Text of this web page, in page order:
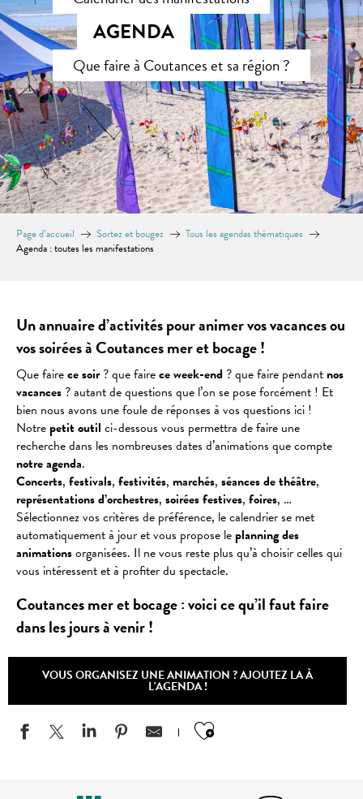
AGENDA
Que faire à Coutances et sa région ?
Page d’accueil Sortez et bougez
Tous les agendas thématiques
Agenda : toutes les manifestations
Un annuaire d’activités pour animer vos vacances ou
vos soirées à Coutances mer et bocage !
Que fairece soir? que fairece week-end ? que faire pendant nos
vacances? autant de questions que l’on se pose forcément ! Et
bien nous avons une foule de réponses à vos questions ici !
Notre petit outil ci-dessous vous permettra de faire une
recherche dans les nombreuses dates d’animations que compte
notre agenda.
Concerts, festivals, festivités, marchés, séancesdethéâtre,
représentationsd’orchestres, soiréesfestives, foires, …
Sélectionnez vos critères de préférence, le calendrier se met
automatiquement à jour et vous propose le planning des
animationsorganisées. Il ne vous reste plus qu’à choisir celles qui
vous intéressent et à profiter du spectacle.
Coutances mer et bocage : voici ce qu’il faut faire
dans les jours à venir !
VOUS ORGANISEZ UNE ANIMATION ? AJOUTEZ LA À
L'AGENDA !
Ajouter aux